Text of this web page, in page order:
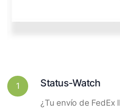
1 Status-Watch
¿Tu envío de FedEx